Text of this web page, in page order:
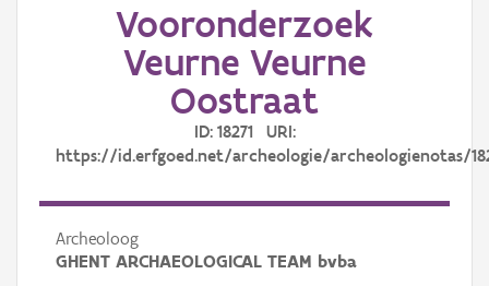
Vooronderzoek
Veurne Veurne
Oostraat
ID: 18271 URI:
https://id.erfgoed.net/archeologie/archeologienotas/
Archeoloog
GHENT ARCHAEOLOGICAL TEAM bvba